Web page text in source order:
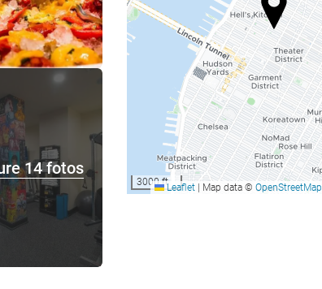
14 fotos
3000 ftLeaflet Map data © OpenStreetMap